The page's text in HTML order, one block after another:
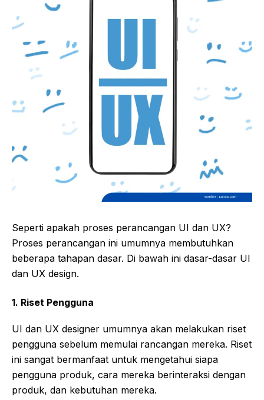
Seperti apakah proses perancangan UI dan UX?
Proses perancangan ini umumnya membutuhkan
beberapa tahapan dasar. Di bawah ini dasar-dasar UI
dan UX design.
1. Riset Pengguna
UI dan UX designer umumnya akan melakukan riset
pengguna sebelum memulai rancangan mereka. Riset
ini sangat bermanfaat untuk mengetahui siapa
pengguna produk, cara mereka berinteraksi dengan
produk, dan kebutuhan mereka.